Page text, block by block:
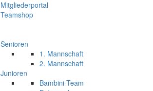
Mitgliederportal
Teamshop
Senioren
1. Mannschaft
2. Mannschaft
Junioren
Bambini-Team